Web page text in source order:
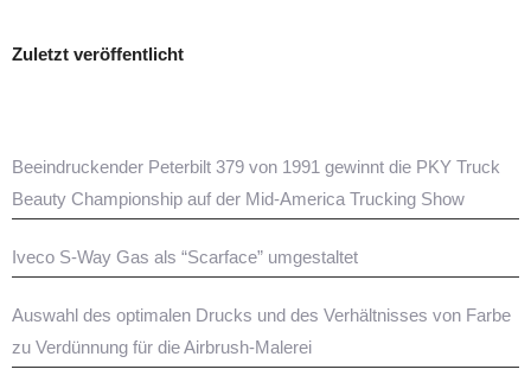
Zuletzt veröffentlicht
Beeindruckender Peterbilt 379 von 1991 gewinnt die PKY Truck
Beauty Championship auf der Mid-America Trucking Show
Iveco S-Way Gas als “Scarface” umgestaltet
Auswahl des optimalen Drucks und des Verhältnisses von Farbe
zu Verdünnung für die Airbrush-Malerei